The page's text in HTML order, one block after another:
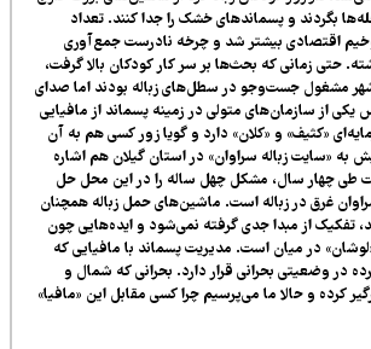
و پسماندهای خشک را جدا کنند. تعداد
بیشتر شد و چرخه نادرست جمع‌آوری
زمانی که بحث‌ها بر سر کار کودکان بالا گرفت،
جست‌وجو در سطل‌های زباله بودند اما صدای
سازمان‌های متولی در زمینه پسماند از مافیایی
«کثیف» و «کلان» دارد و گویا زور کسی هم به آن
زباله سراوان» در استان گیلان هم اشاره
سال، مشکل چهل ساله را در این محل حل
در زباله است. ماشین‌های حمل زباله همچنان
از مبدا جدی گرفته نمی‌شود و ایده‌هایی چون
در میان است. مدیریت پسماند با مافیایی که
وضعیتی بحرانی قرار دارد. بحرانی که شمال و
و حالا ما می‌پرسیم چرا کسی مقابل این «مافیا»